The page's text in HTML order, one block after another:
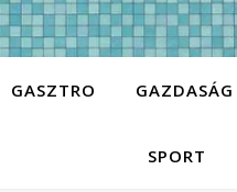
GASZTRO GAZDASÁG
SPORT